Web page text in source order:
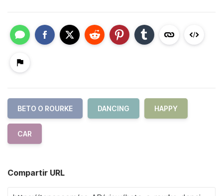
BETO O ROURKE DANCING HAPPY
CAR
Compartir URL